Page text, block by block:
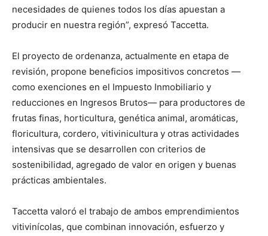
necesidades de quienes todos los días apuestan a
producir en nuestra región”, expresó Taccetta.
El proyecto de ordenanza, actualmente en etapa de
revisión, propone beneficios impositivos concretos —
como exenciones en el Impuesto Inmobiliario y
reducciones en Ingresos Brutos— para productores de
frutas finas, horticultura, genética animal, aromáticas,
floricultura, cordero, vitivinicultura y otras actividades
intensivas que se desarrollen con criterios de
sostenibilidad, agregado de valor en origen y buenas
prácticas ambientales.
Taccetta valoró el trabajo de ambos emprendimientos
vitivinícolas, que combinan innovación, esfuerzo y